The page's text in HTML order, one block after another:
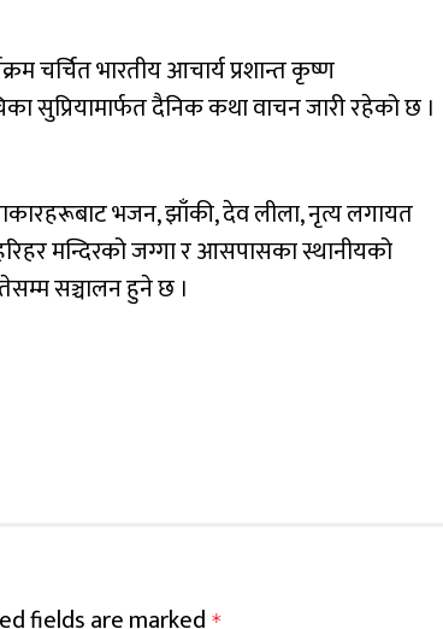
चर्चित भारतीय आचार्य प्रशान्त कृष्ण
सुप्रियामार्फत दैनिक कथा वाचन जारी रहेको छ ।
कलाकारहरूबाट भजन, झाँकी, देव लीला, नृत्य लगायत
मन्दिरको जग्गा र आसपासका स्थानीयको
सञ्चालन हुने छ ।
fields are marked *